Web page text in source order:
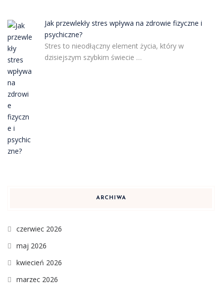
Jak przewlekły stres wpływa na zdrowie fizyczne i
psychiczne?
Stres to nieodłączny element życia, który w
dzisiejszym szybkim świecie …
ARCHIWA
czerwiec 2026
maj 2026
kwiecień 2026
marzec 2026